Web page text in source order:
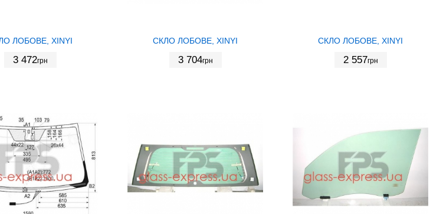
ЛОБОВЕ, XINYI
3 472грн
СКЛО ЛОБОВЕ, XINYI
3 704грн
СКЛО ЛОБОВЕ, XINYI
2 557грн